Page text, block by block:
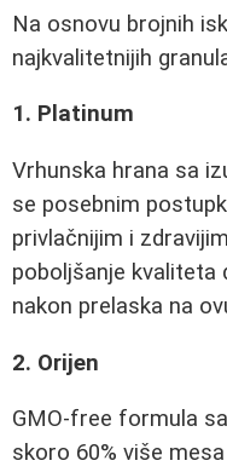
Na osnovu brojnih
najkvalitetnijih
1. Platinum
Vrhunska hrana sa
se posebnim
privlačnijim i
poboljšanje kvaliteta
nakon prelaska na
2. Orijen
GMO-free formula
skoro 60% više